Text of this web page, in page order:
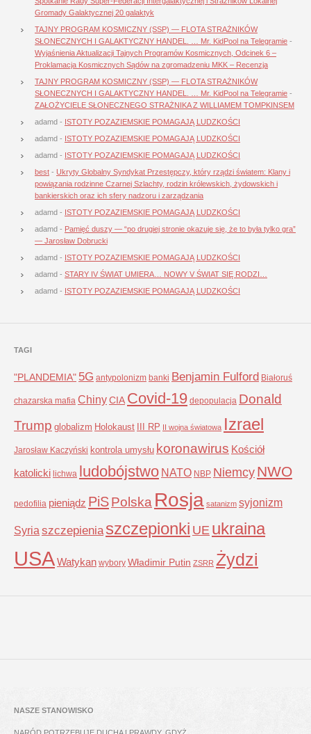
Gromady Galaktycznej 20 galaktyk
TAJNY PROGRAM KOSMICZNY (SSP) — FLOTA STRAŻNIKÓW
SŁONECZNYCH I GALAKTYCZNY HANDEL. … Mr. KidPool na Telegramie -
Wyjaśnienia Aktualizacji Tajnych Programów Kosmicznych, Odcinek 6 –
Proklamacja Kosmicznych Sądów na zgromadzeniu MKK – Recenzja
TAJNY PROGRAM KOSMICZNY (SSP) — FLOTA STRAŻNIKÓW
SŁONECZNYCH I GALAKTYCZNY HANDEL. … Mr. KidPool na Telegramie -
ZAŁOŻYCIELE SŁONECZNEGO STRAŻNIKA Z WILLIAMEM TOMPKINSEM
adamd - ISTOTY POZAZIEMSKIE POMAGAJĄ LUDZKOŚCI
adamd - ISTOTY POZAZIEMSKIE POMAGAJĄ LUDZKOŚCI
adamd - ISTOTY POZAZIEMSKIE POMAGAJĄ LUDZKOŚCI
best - Ukryty Globalny Syndykat Przestępczy, który rządzi światem: Klany i
powiązania rodzinne Czarnej Szlachty, rodzin królewskich, żydowskich i
bankierskich oraz ich sfery nadzoru i zarządzania
adamd - ISTOTY POZAZIEMSKIE POMAGAJĄ LUDZKOŚCI
adamd - Pamięć duszy — “po drugiej stronie okazuje się, że to była tylko gra”
— Jarosław Dobrucki
adamd - ISTOTY POZAZIEMSKIE POMAGAJĄ LUDZKOŚCI
adamd - STARY IV ŚWIAT UMIERA… NOWY V ŚWIAT SIĘ RODZI…
adamd - ISTOTY POZAZIEMSKIE POMAGAJĄ LUDZKOŚCI
TAGI
"PLANDEMIA" 5G antypolonizm banki Benjamin Fulford Białoruś
chazarska mafia ChinyCIA Covid-19 depopulacja Donald
Trump globalizm Holokaust III RP II wojna światowa Izrael
Jarosław Kaczyński kontrola umysłu koronawirus Kościół
katolicki lichwa ludobójstwo NATO NBP NiemcyNWO
pedofilia pieniądz PiSPolska Rosja satanizm syjonizm
Syria szczepienia szczepionki UE ukraina
USAWatykan wybory Władimir Putin ZSRR Żydzi
NASZE STANOWISKO